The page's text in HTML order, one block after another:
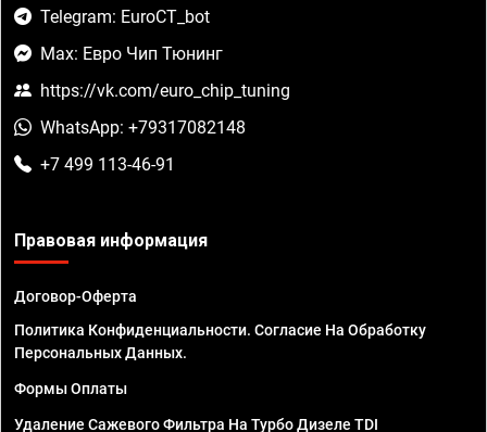
Telegram: EuroCT_bot
Max: Евро Чип Тюнинг
https://vk.com/euro_chip_tuning
WhatsApp: +79317082148
+7 499 113-46-91
Правовая информация
Договор-Оферта
Политика Конфиденциальности. Согласие На Обработку
Персональных Данных.
Формы Оплаты
Удаление Сажевого Фильтра На Турбо Дизеле TDI